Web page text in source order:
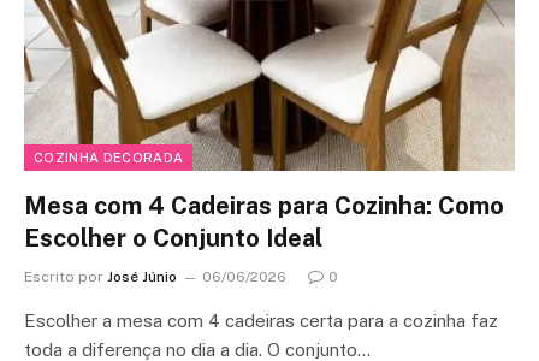
COZINHA DECORADA
Mesa com 4 Cadeiras para Cozinha: Como
Escolher o Conjunto Ideal
Escrito por José Júnio 06/06/2026 0
Escolher a mesa com 4 cadeiras certa para a cozinha faz
toda a diferença no dia a dia. O conjunto…